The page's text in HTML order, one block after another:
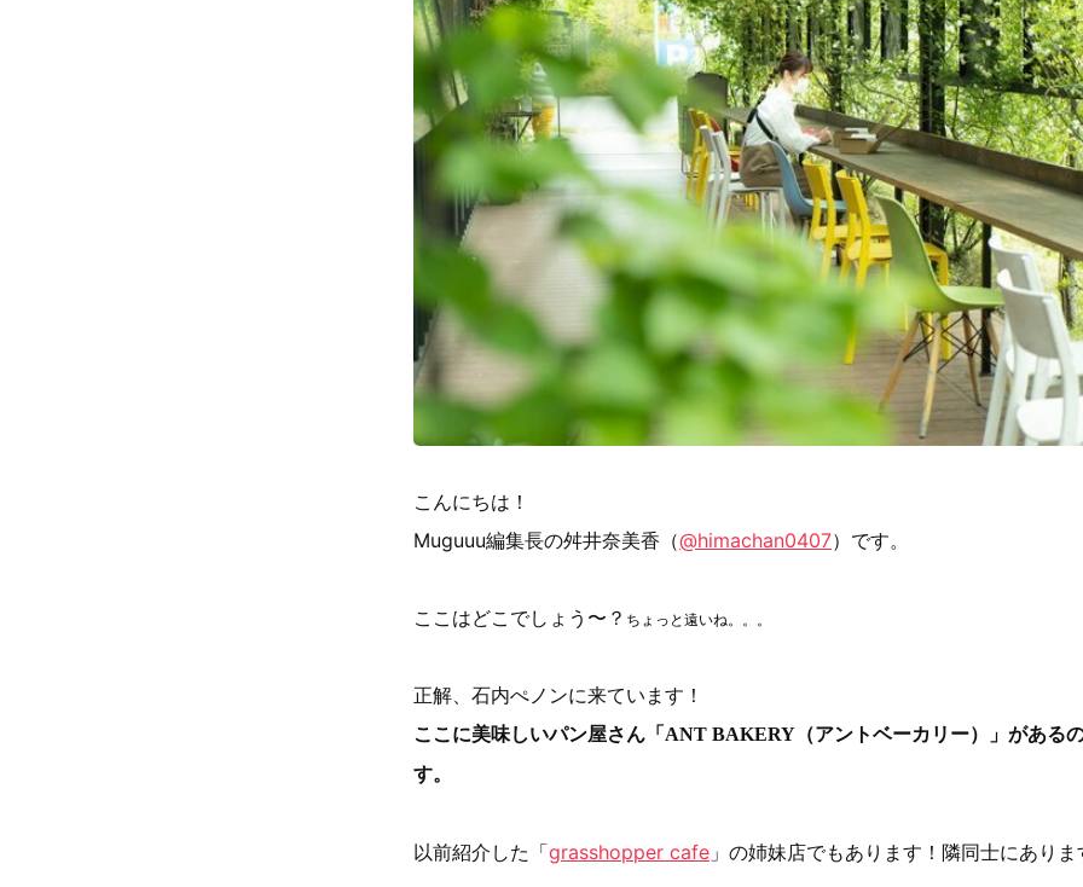
こんにちは！
Muguuu編集長の舛井奈美香（@himachan0407）です。
ここはどこでしょう〜？ ちょっと遠いね。。。
正解、石内ぺノンに来ています！
ここに美味しいパン屋さん「ANT BAKERY（アントベーカリー）」がある
す。
以前紹介した「grasshopper cafe 」の姉妹店でもあります！隣同士にありま